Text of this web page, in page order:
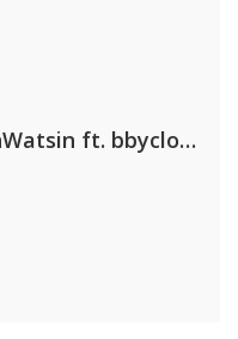
BL3SS x CamrinWatsin ft. bbyclose